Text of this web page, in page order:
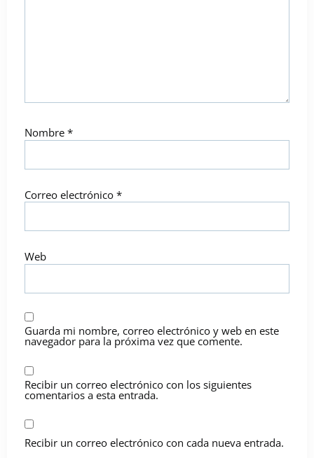
Nombre *
Correo electrónico *
Web
Guarda mi nombre, correo electrónico y web en este
navegador para la próxima vez que comente.
Recibir un correo electrónico con los siguientes
comentarios a esta entrada.
Recibir un correo electrónico con cada nueva entrada.